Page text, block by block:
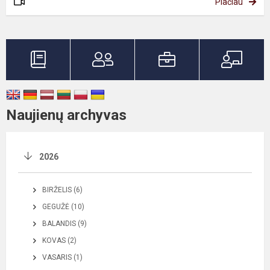
Naujienų archyvas
2026
BIRŽELIS (6)
GEGUŽĖ (10)
BALANDIS (9)
KOVAS (2)
VASARIS (1)